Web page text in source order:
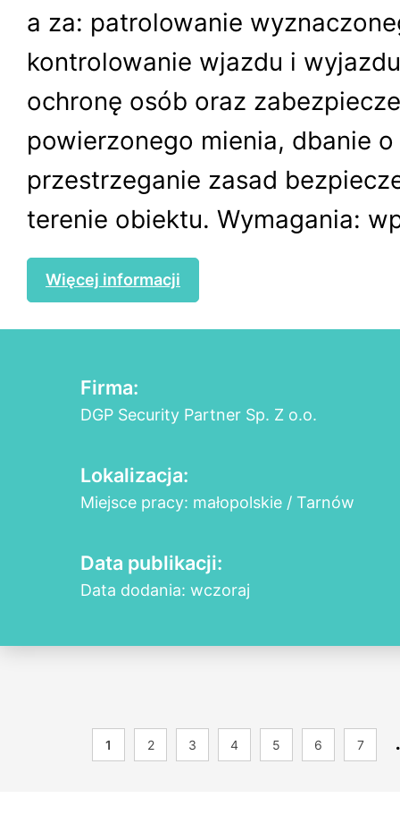
a za: patrolowanie
kontrolowanie wjazdu i
ochronę osób oraz
powierzonego mienia, dbanie o
przestrzeganie zasad
terenie obiektu. Wymagania:
Więcej informacji
Firma:
DGP Security Partner Sp. Z o.o.
Lokalizacja:
Miejsce pracy: małopolskie / Tarnów
Data publikacji:
Data dodania: wczoraj
1 2 3 4 5 6 7